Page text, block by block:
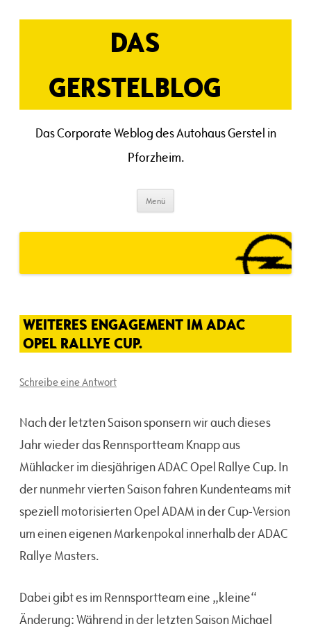
Inhalt
DAS
GERSTELBLOG
Das Corporate Weblog des Autohaus Gerstel in
Pforzheim.
Menü
WEITERES ENGAGEMENT IM ADAC
OPEL RALLYE CUP.
Schreibe eine Antwort
Nach der letzten Saison sponsern wir auch dieses
Jahr wieder das Rennsportteam Knapp aus
Mühlacker im diesjährigen ADAC Opel Rallye Cup. In
der nunmehr vierten Saison fahren Kundenteams mit
speziell motorisierten Opel ADAM in der Cup-Version
um einen eigenen Markenpokal innerhalb der ADAC
Rallye Masters.
Dabei gibt es im Rennsportteam eine „kleine“
Änderung: Während in der letzten Saison Michael